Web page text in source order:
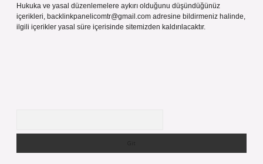
Hukuka ve yasal düzenlemelere aykırı olduğunu düşündüğünüz
içerikleri, backlinkpanelicomtr@gmail.com adresine bildirmeniz halinde,
ilgili içerikler yasal süre içerisinde sitemizden kaldırılacaktır.